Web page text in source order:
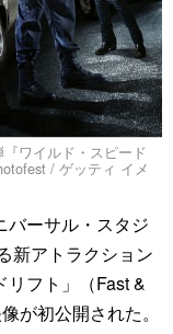
ワイルド・スピード
/ ゲッティ イメ
ーサル・スタジ
新アトラクション
リフト」（Fast &
が初公開された。